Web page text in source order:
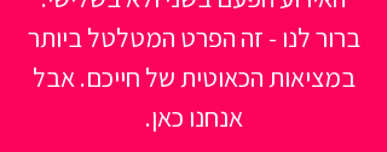
ברור לנו - זה הפרט המטלטל ביותר
במציאות הכאוטית של חייכם. אבל
אנחנו כאן.